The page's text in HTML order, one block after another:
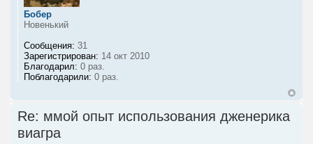
Бобер
Новенький
Сообщения: 31
Зарегистрирован: 14 окт 2010
Благодарил: 0 раз.
Поблагодарили: 0 раз.
Re: ммой опыт использования дженерика
виагра